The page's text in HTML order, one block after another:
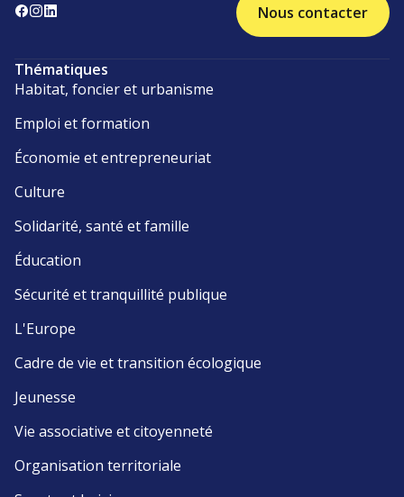
Nous contacter
Thématiques
Habitat, foncier et urbanisme
Emploi et formation
Économie et entrepreneuriat
Culture
Solidarité, santé et famille
Éducation
Sécurité et tranquillité publique
L'Europe
Cadre de vie et transition écologique
Jeunesse
Vie associative et citoyenneté
Organisation territoriale